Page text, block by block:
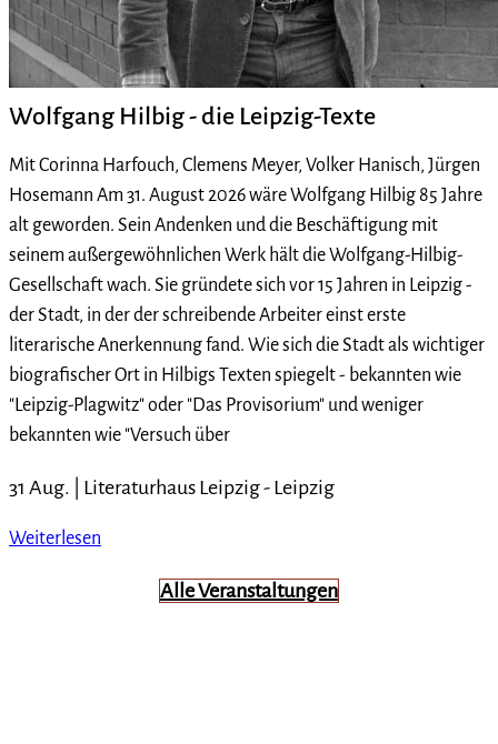
Wolfgang Hilbig - die Leipzig-Texte
Mit Corinna Harfouch, Clemens Meyer, Volker Hanisch, Jürgen
Hosemann Am 31. August 2026 wäre Wolfgang Hilbig 85 Jahre
alt geworden. Sein Andenken und die Beschäftigung mit
seinem außergewöhnlichen Werk hält die Wolfgang-Hilbig-
Gesellschaft wach. Sie gründete sich vor 15 Jahren in Leipzig -
der Stadt, in der der schreibende Arbeiter einst erste
literarische Anerkennung fand. Wie sich die Stadt als wichtiger
biografischer Ort in Hilbigs Texten spiegelt - bekannten wie
"Leipzig-Plagwitz" oder "Das Provisorium" und weniger
bekannten wie "Versuch über
31 Aug. | Literaturhaus Leipzig- Leipzig
Weiterlesen
Alle Veranstaltungen